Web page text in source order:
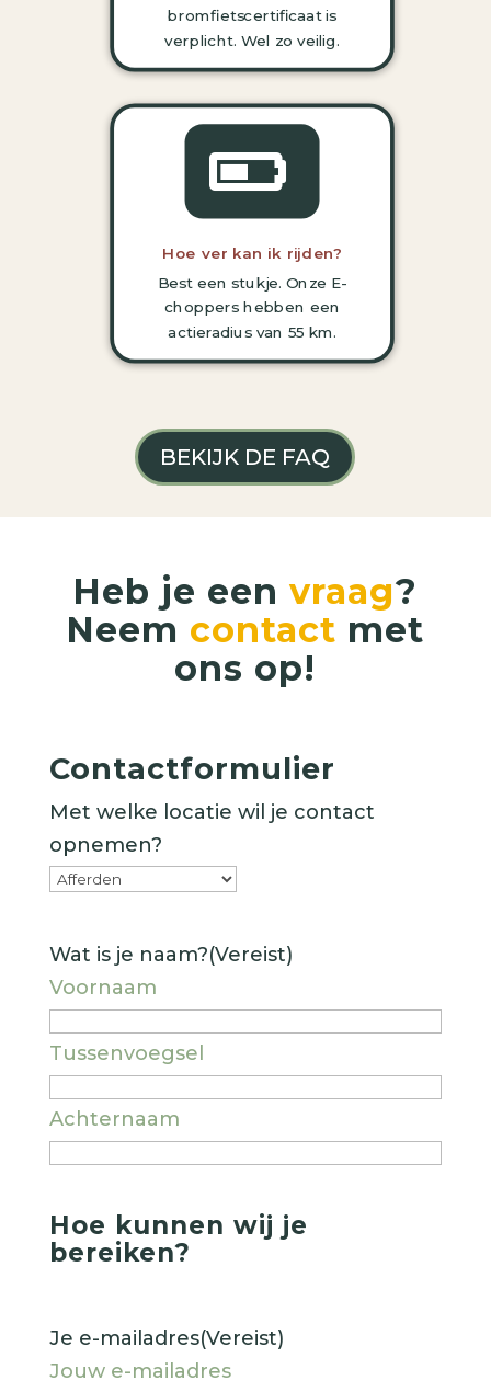
bromfietscertificaat is
verplicht. Wel zo veilig.

Hoe ver kan ik rijden?
Best een stukje. Onze E-
choppers hebben een
actieradius van 55 km.
BEKIJK DE FAQ
Heb je eenvraag?
Neem contact met
ons op!
Contactformulier
Met welke locatie wil je contact
opnemen?
Wat is je naam?(Vereist)
Voornaam
Tussenvoegsel
Achternaam
Hoe kunnen wij je
bereiken?
Je e-mailadres(Vereist)
Jouw e-mailadres